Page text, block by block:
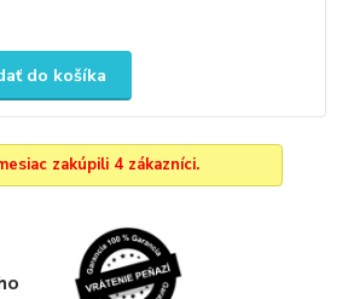
do košíka
zakúpili 4 zákazníci.